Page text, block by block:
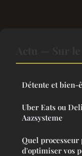
Détente et bien-
Uber Eats ou
Aazsysteme
Quel
d'optimiser vos